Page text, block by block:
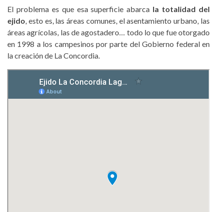
El problema es que esa superficie abarca la totalidad del
ejido, esto es, las áreas comunes, el asentamiento urbano, las
áreas agrícolas, las de agostadero… todo lo que fue otorgado
en 1998 a los campesinos por parte del Gobierno federal en
la creación de La Concordia.